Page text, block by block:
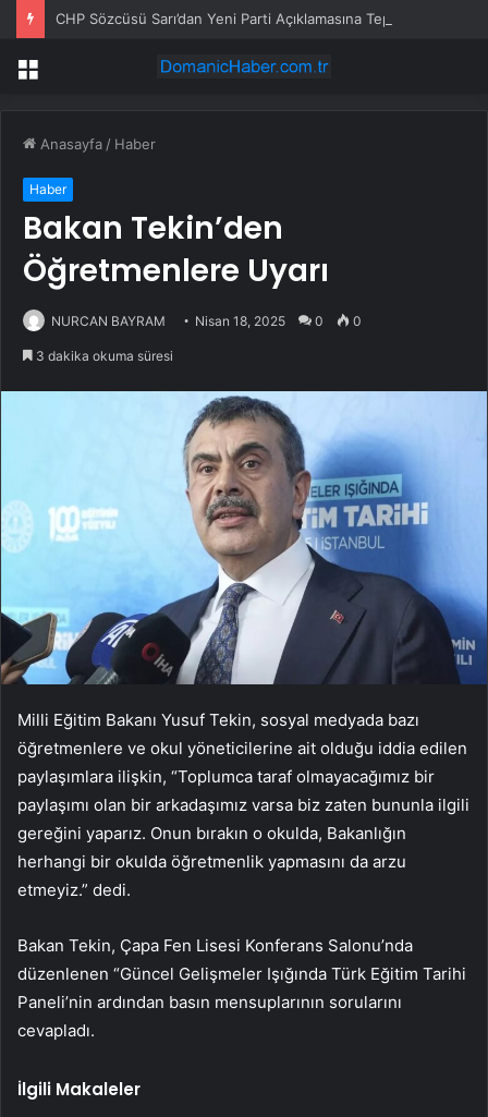
Menü
Anasayfa / Haber
Haber
Bakan Tekin’den
Öğretmenlere Uyarı
NURCAN BAYRAM Nisan 18, 2025 0 0
3 dakika okuma süresi
Milli Eğitim Bakanı Yusuf Tekin, sosyal medyada bazı
öğretmenlere ve okul yöneticilerine ait olduğu iddia edilen
paylaşımlara ilişkin, “Toplumca taraf olmayacağımız bir
paylaşımı olan bir arkadaşımız varsa biz zaten bununla ilgili
gereğini yaparız. Onun bırakın o okulda, Bakanlığın
herhangi bir okulda öğretmenlik yapmasını da arzu
etmeyiz.” dedi.
Bakan Tekin, Çapa Fen Lisesi Konferans Salonu’nda
düzenlenen “Güncel Gelişmeler Işığında Türk Eğitim Tarihi
Paneli’nin ardından basın mensuplarının sorularını
cevapladı.
İlgili Makaleler